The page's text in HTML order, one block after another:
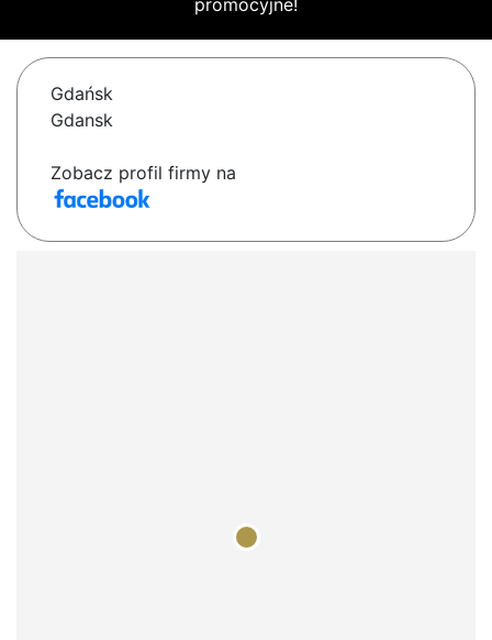
promocyjne!
Gdańsk
Gdansk
Zobacz profil firmy na